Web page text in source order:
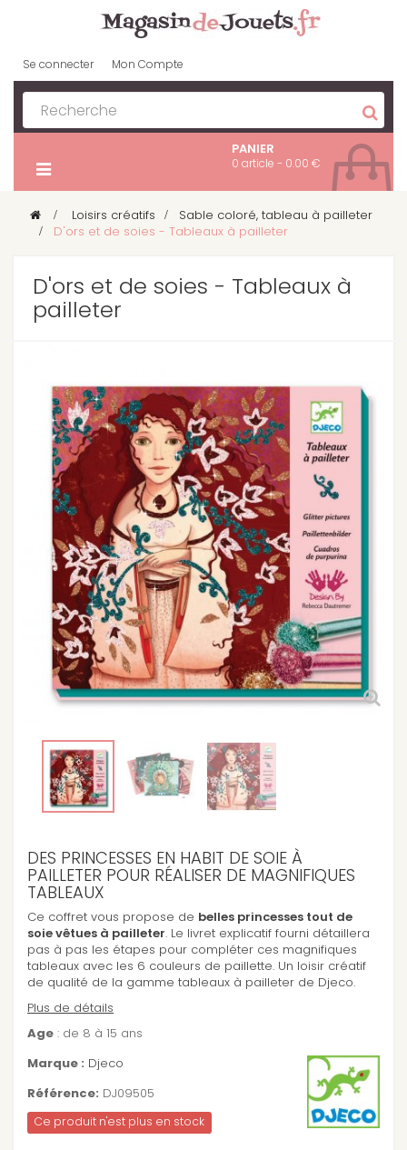
Se connecter Mon Compte
PANIER
0 article - 0.00 €
> Loisirs créatifs >
Sable coloré, tableau à pailleter
>
D'ors et de soies - Tableaux à pailleter
D'ors et de soies - Tableaux à
pailleter
DES PRINCESSES EN HABIT DE SOIE À
PAILLETER POUR RÉALISER DE MAGNIFIQUES
TABLEAUX
Ce coffret vous propose de belles princesses tout de
soie vêtues à pailleter. Le livret explicatif fourni détaillera
pas à pas les étapes pour compléter ces magnifiques
tableaux avec les 6 couleurs de paillette. Un loisir créatif
de qualité de la gamme tableaux à pailleter de Djeco.
Plus de détails
Age : de 8 à 15 ans
Marque : Djeco
Référence: DJ09505
Ce produit n'est plus en stock